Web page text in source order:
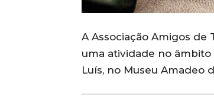
A Associação Amigos de
uma atividade no
Luís, no Museu Amadeo